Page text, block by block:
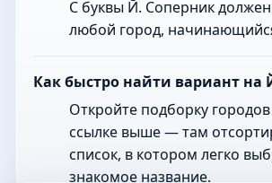
С буквы Й. Соперник должен
любой город,
Как быстро найти вариант на
Откройте подборку
ссылке выше — там
список, в котором легко
знакомое название.